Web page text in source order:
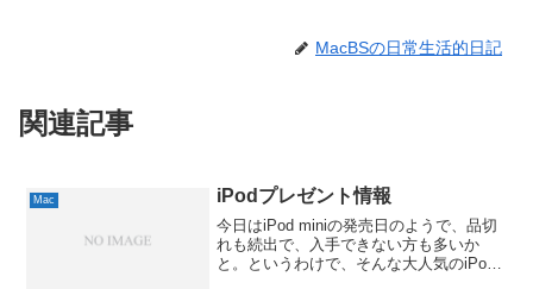
MacBSの日常生活的日記
関連記事
Mac iPodプレゼント情報
今日はiPod miniの発売日のようで、品切
れも続出で、入手できない方も多いか
と。というわけで、そんな大人気のiPod